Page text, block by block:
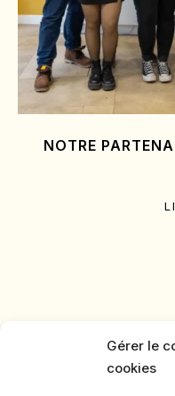
Gérer le
cookies
NOTRE